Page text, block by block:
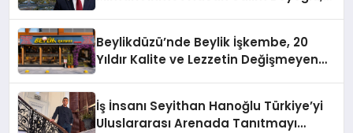
Hayata Geçirecek
Beylikdüzü’nde Beylik İşkembe, 20
Yıldır Kalite ve Lezzetin Değişmeyen
İş İnsanı Seyithan Hanoğlu Türkiye’yi
Uluslararası Arenada Tanıtmayı